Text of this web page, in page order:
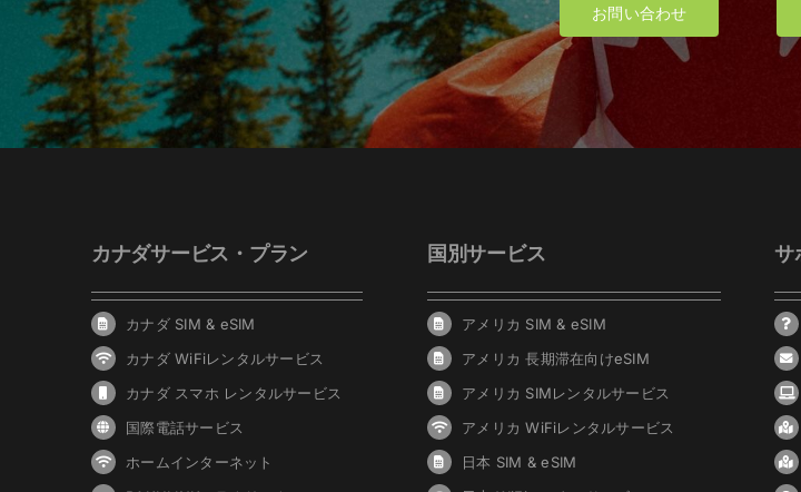
お問い合わせ
カナダサービス・プラン
カナダ SIM & eSIM
カナダ WiFiレンタルサービス
カナダ スマホ レンタルサービス
国際電話サービス
ホームインターネット
国別サービス
アメリカ SIM & eSIM
アメリカ 長期滞在向けeSIM
アメリカ SIMレンタルサービス
アメリカ WiFiレンタルサービス
日本 SIM & eSIM
サ